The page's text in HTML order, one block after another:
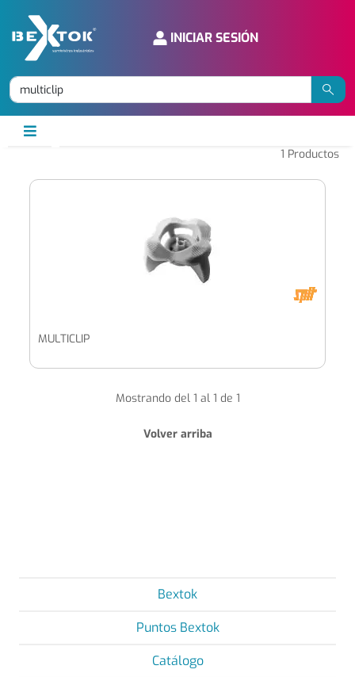
INICIAR SESIÓN
1 Productos
MULTICLIP
Mostrando del 1 al 1 de 1
Volver arriba
Bextok
Puntos Bextok
Catálogo